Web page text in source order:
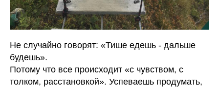
Не случайно говорят: «Тише едешь - дальше
будешь».
Потому что все происходит «с чувством, с
толком, расстановкой». Успеваешь продумать,